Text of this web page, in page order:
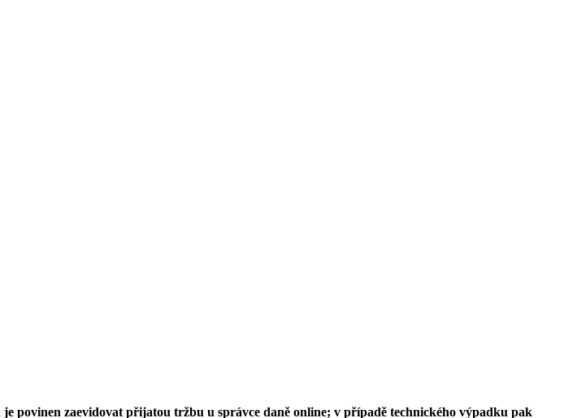
povinen zaevidovat přijatou tržbu u správce daně online; v případě technického výpadku pak